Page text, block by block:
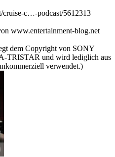
cruise-c…-podcast/5612313
www.entertainment-blog.net
dem Copyright von SONY
TRISTAR und wird lediglich aus
verwendet.)